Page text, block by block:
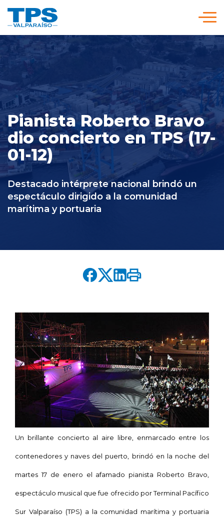
Somos TPS
Nuestra Visión Estratégica
Servicios y Tarifas
Políticas y Procedimientos
Prensa
Pianista Roberto Bravo
dio concierto en TPS (17-
01-12)
Destacado intérprete nacional brindó un
espectáculo dirigido a la comunidad
marítima y portuaria
Un brillante concierto al aire libre, enmarcado entre los
contenedores y naves del puerto, brindó en la noche del
martes 17 de enero el afamado pianista Roberto Bravo,
espectáculo musical que fue ofrecido por Terminal Pacífico
Sur Valparaíso (TPS) a la comunidad marítima y portuaria